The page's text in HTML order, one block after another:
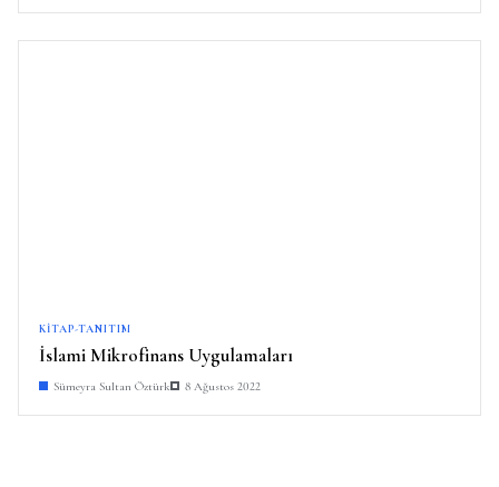
KITAP-TANITIM
İslami Mikrofinans Uygulamaları
Sümeyra Sultan Öztürk 8 Ağustos 2022